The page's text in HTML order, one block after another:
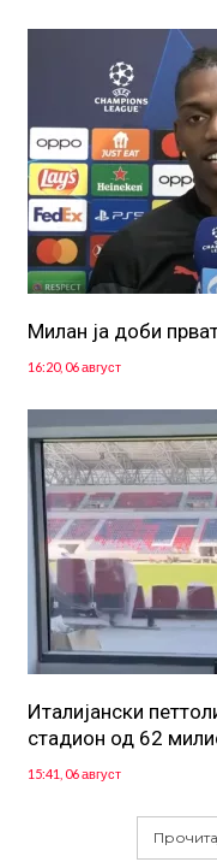
Милан ја доби
16:20, 06 август
Италијански
стадион од 62
15:41, 06 август